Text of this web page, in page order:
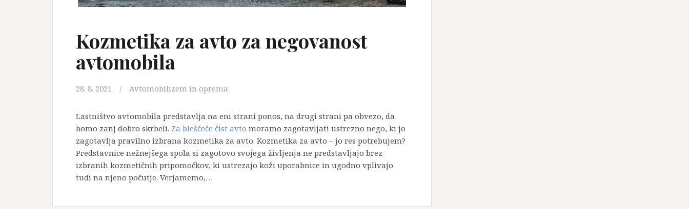
Kozmetika za avto za negovanost
avtomobila
28. 8. 2021 Avtomobilizem in oprema
Lastništvo avtomobila predstavlja na eni strani ponos, na drugi strani pa obvezo, da
bomo zanj dobro skrbeli. Za bleščeče čist avto moramo zagotavljati ustrezno nego, ki jo
zagotavlja pravilno izbrana kozmetika za avto. Kozmetika za avto – jo res potrebujem?
Predstavnice nežnejšega spola si zagotovo svojega življenja ne predstavljajo brez
izbranih kozmetičnih pripomočkov, ki ustrezajo koži uporabnice in ugodno vplivajo
tudi na njeno počutje. Verjamemo,…